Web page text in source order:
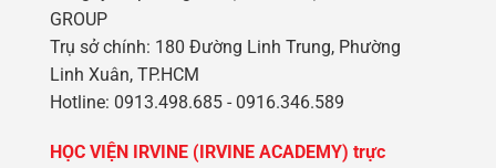
GROUP
Trụ sở chính: 180 Đường Linh Trung, Phường
Linh Xuân, TP.HCM
Hotline: 0913.498.685 - 0916.346.589
HỌC VIỆN IRVINE (IRVINE ACADEMY) trực